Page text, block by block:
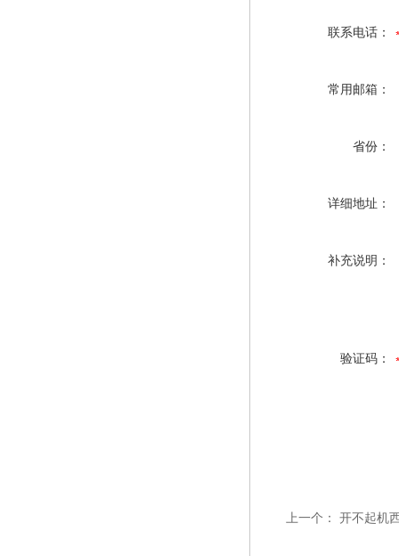
联系电话：
常用邮箱：
省份：
详细地址：
补充说明：
验证码：
上一个： 开不起机